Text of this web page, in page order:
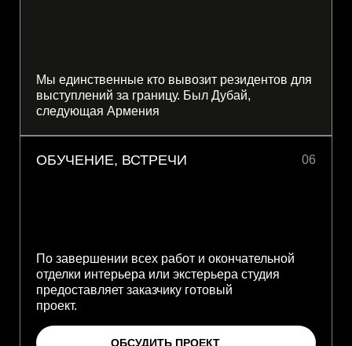
Мы единственные кто вывозит резидентов для
выступлений за границу. Был Дубай,
следующая Армения
06
ОБУЧЕНИЕ, ВСТРЕЧИ
По завершении всех работ и окончательной
отделки интерьера или экстерьера студия
предоставляет заказчику готовый
проект.
ОБСУДИТЬ ПРОЕКТ